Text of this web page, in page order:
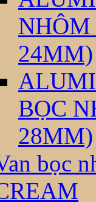
24MM)
BỌC
28MM)
bọc